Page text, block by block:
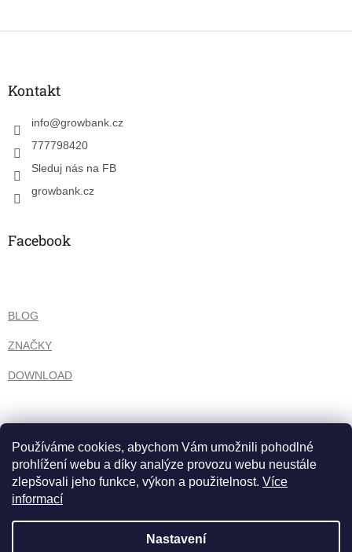
Používáme cookies, abychom Vám umožnili pohodlné
prohlížení webu a díky analýze provozu webu neustále
zlepšovali jeho funkce, výkon a použitelnost. Více
informací
Nastavení
Z
Kontakt
info@growbank.cz
777798420
Sleduj nás na FB
growbank.cz
Facebook
BLOG
ZNAČKY
DOWNLOAD
Vytvořil Shoptet